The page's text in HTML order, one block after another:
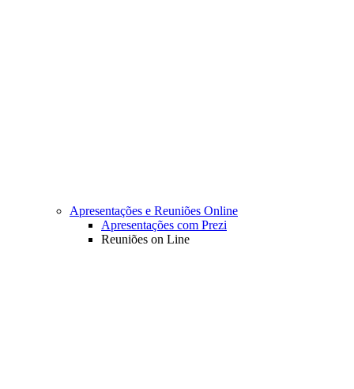
Apresentações e Reuniões Online
Apresentações com Prezi
Reuniões on Line